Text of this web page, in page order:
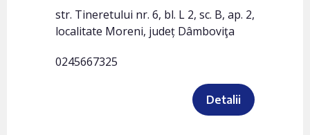
str. Tineretului nr. 6, bl. L 2, sc. B, ap. 2,
localitate Moreni, județ Dâmboviţa
0245667325
Detalii